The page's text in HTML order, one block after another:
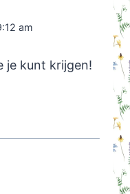
am
je kunt krijgen!